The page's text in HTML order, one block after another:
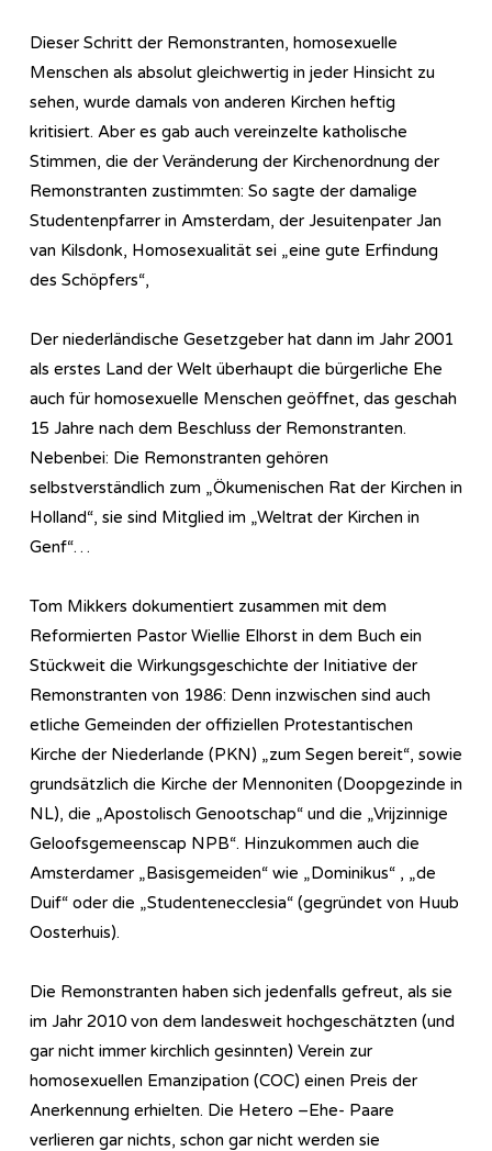
Dieser Schritt der Remonstranten, homosexuelle
Menschen als absolut gleichwertig in jeder Hinsicht zu
sehen, wurde damals von anderen Kirchen heftig
kritisiert. Aber es gab auch vereinzelte katholische
Stimmen, die der Veränderung der Kirchenordnung der
Remonstranten zustimmten: So sagte der damalige
Studentenpfarrer in Amsterdam, der Jesuitenpater Jan
van Kilsdonk, Homosexualität sei „eine gute Erfindung
des Schöpfers“,
Der niederländische Gesetzgeber hat dann im Jahr 2001
als erstes Land der Welt überhaupt die bürgerliche Ehe
auch für homosexuelle Menschen geöffnet, das geschah
15 Jahre nach dem Beschluss der Remonstranten.
Nebenbei: Die Remonstranten gehören
selbstverständlich zum „Ökumenischen Rat der Kirchen in
Holland“, sie sind Mitglied im „Weltrat der Kirchen in
Genf“…
Tom Mikkers dokumentiert zusammen mit dem
Reformierten Pastor Wiellie Elhorst in dem Buch ein
Stückweit die Wirkungsgeschichte der Initiative der
Remonstranten von 1986: Denn inzwischen sind auch
etliche Gemeinden der offiziellen Protestantischen
Kirche der Niederlande (PKN) „zum Segen bereit“, sowie
grundsätzlich die Kirche der Mennoniten (Doopgezinde in
NL), die „Apostolisch Genootschap“ und die „Vrijzinnige
Geloofsgemeenscap NPB“. Hinzukommen auch die
Amsterdamer „Basisgemeiden“ wie „Dominikus“ , „de
Duif“ oder die „Studentenecclesia“ (gegründet von Huub
Oosterhuis).
Die Remonstranten haben sich jedenfalls gefreut, als sie
im Jahr 2010 von dem landesweit hochgeschätzten (und
gar nicht immer kirchlich gesinnten) Verein zur
homosexuellen Emanzipation (COC) einen Preis der
Anerkennung erhielten. Die Hetero –Ehe- Paare
verlieren gar nichts, schon gar nicht werden sie